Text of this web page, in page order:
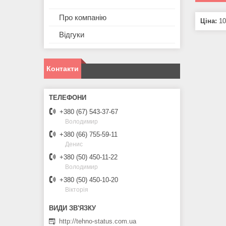
Ціна:
Про компанію
Відгуки
Контакти
+380 (67) 543-37-67
Володимир
+380 (66) 755-59-11
Денис
+380 (50) 450-11-22
Володимир
+380 (50) 450-10-20
Вікторія
http://tehno-status.com.ua